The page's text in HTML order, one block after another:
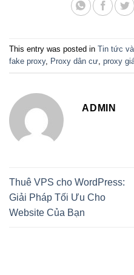
This entry was posted in Tin tức
fake proxy, Proxy dân cư proxy
ADMIN
Thuê VPS cho WordPress:
Giải Pháp Tối Ưu Cho
Website Của Bạn